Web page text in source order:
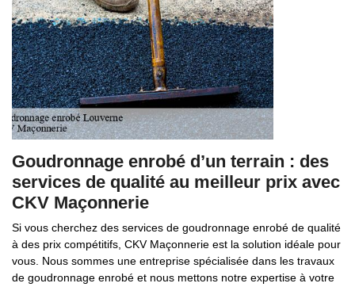
Goudronnage enrobé d’un terrain : des
services de qualité au meilleur prix avec
CKV Maçonnerie
Si vous cherchez des services de goudronnage enrobé de qualité
à des prix compétitifs, CKV Maçonnerie est la solution idéale pour
vous. Nous sommes une entreprise spécialisée dans les travaux
de goudronnage enrobé et nous mettons notre expertise à votre